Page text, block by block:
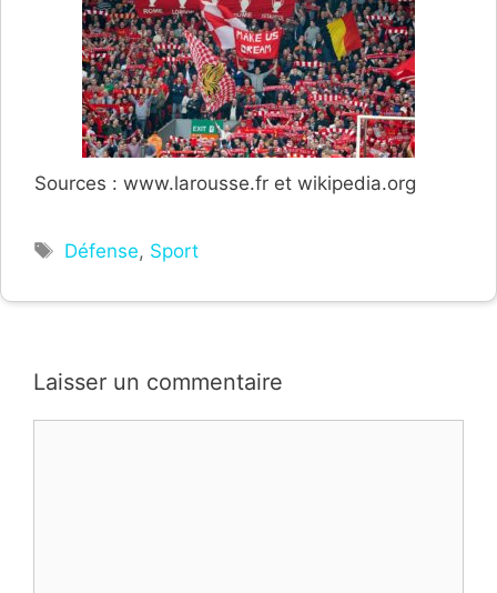
Sources : www.larousse.fr et wikipedia.org
Étiquettes
Défense, Sport
Laisser un commentaire